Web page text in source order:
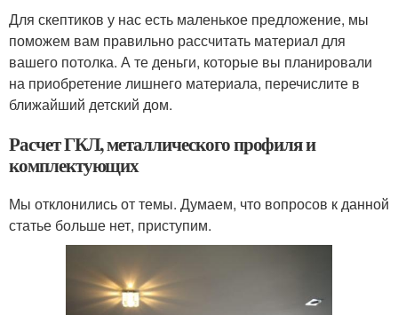
Для скептиков у нас есть маленькое предложение, мы
поможем вам правильно рассчитать материал для
вашего потолка. А те деньги, которые вы планировали
на приобретение лишнего материала, перечислите в
ближайший детский дом.
Расчет ГКЛ, металлического профиля и
комплектующих
Мы отклонились от темы. Думаем, что вопросов к данной
статье больше нет, приступим.